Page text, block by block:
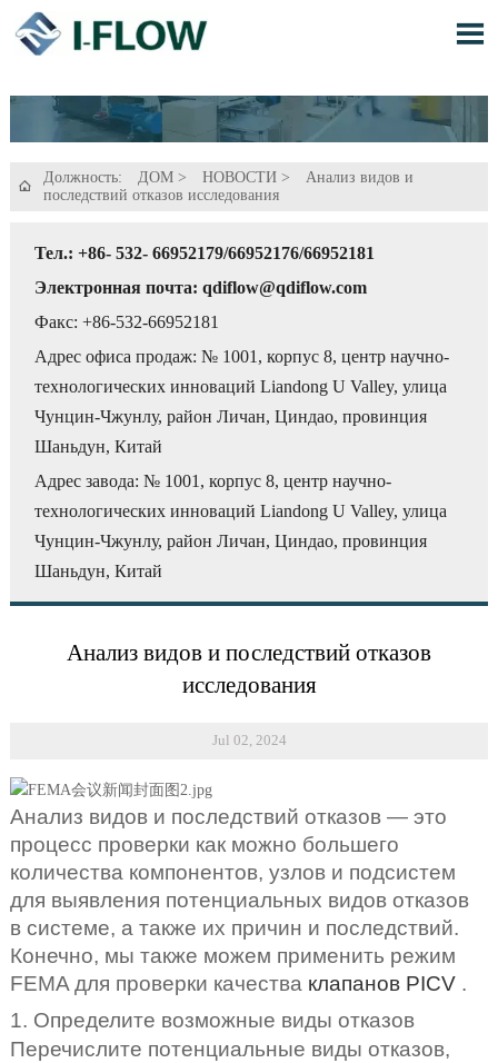


Должность: ДОМ> НОВОСТИ>
Анализ видов и
последствий отказов исследования
Тел.: +86- 532- 66952179/66952176/66952181
Электронная почта: qdiflow@qdiflow.com
Факс: +86-532-66952181
Адрес офиса продаж: № 1001, корпус 8, центр научно-
технологических инноваций Liandong U Valley, улица
Чунцин-Чжунлу, район Личан, Циндао, провинция
Шаньдун, Китай
Адрес завода: № 1001, корпус 8, центр научно-
технологических инноваций Liandong U Valley, улица
Чунцин-Чжунлу, район Личан, Циндао, провинция
Шаньдун, Китай
Анализ видов и последствий отказов
исследования
Jul 02, 2024
Анализ видов и последствий отказов — это
процесс проверки как можно большего
количества компонентов, узлов и подсистем
для выявления потенциальных видов отказов
в системе, а также их причин и последствий.
Конечно, мы также можем применить режим
FEMA для проверки качества клапанов PICV.
1. Определите возможные виды отказов
Перечислите потенциальные виды отказов,